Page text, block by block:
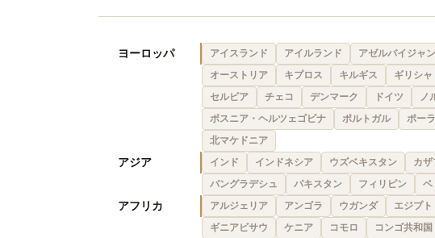
ヨーロッパ アイスランド アイルランド アゼルバイジャン
オーストリア
キプロス キルギス ギリシャ
セルビア
チェコ デンマーク ドイツ ノ
ボスニア・ヘルツェゴビナ
ポルトガル ポー
北マケドニア
アジア インド インドネシア ウズベキスタン カ
バングラデシュ
パキスタン フィリピン ベ
アフリカ アルジェリア アンゴラ ウガンダ エジプト
ギニアビサウ
ケニア コモロ コンゴ共和国